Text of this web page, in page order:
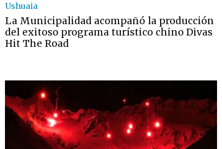
Ushuaia
La Municipalidad acompañó la producción
del exitoso programa turístico chino Divas
Hit The Road